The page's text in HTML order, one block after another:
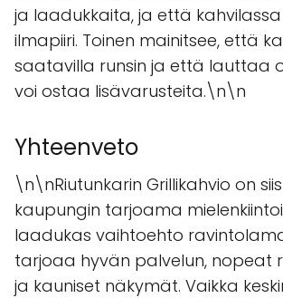
ja laadukkaita, ja että
ilmapiiri. Toinen mainitsee, että
saatavilla runsin ja että lauttaa
voi ostaa lisävarusteita.\n\n
Yhteenveto
\n\nRiutunkarin Grillikahvio on
kaupungin tarjoama
laadukas vaihtoehto
tarjoaa hyvän palvelun, nopeat
ja kauniset näkymät. Vaikka